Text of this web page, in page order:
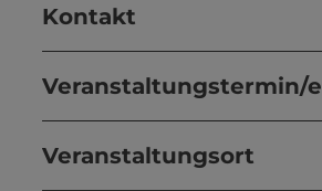
Kontakt
Veranstaltungstermin/e
Veranstaltungsort